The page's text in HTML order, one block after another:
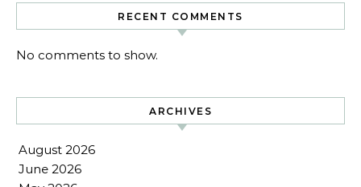
RECENT COMMENTS
No comments to show.
ARCHIVES
August 2026
June 2026